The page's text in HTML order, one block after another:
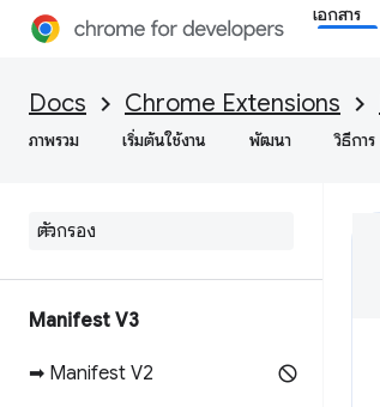
เอกสาร
Docs Chrome Extensions
ภาพรวม เริ่มต้นใช้งาน พัฒนา วิธีการ
Manifest V3
➡ Manifest V2